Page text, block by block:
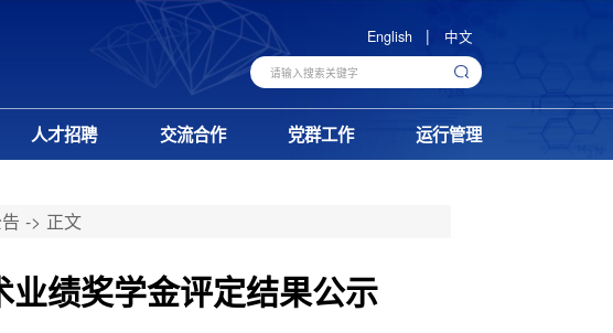
English | 中文
人才招聘 交流合作 党群工作 运行管理
-> 正文
绩奖学金评定结果公示